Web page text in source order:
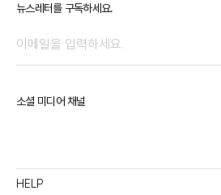
뉴스레터를 구독하세요.
소셜 미디어 채널
HELP